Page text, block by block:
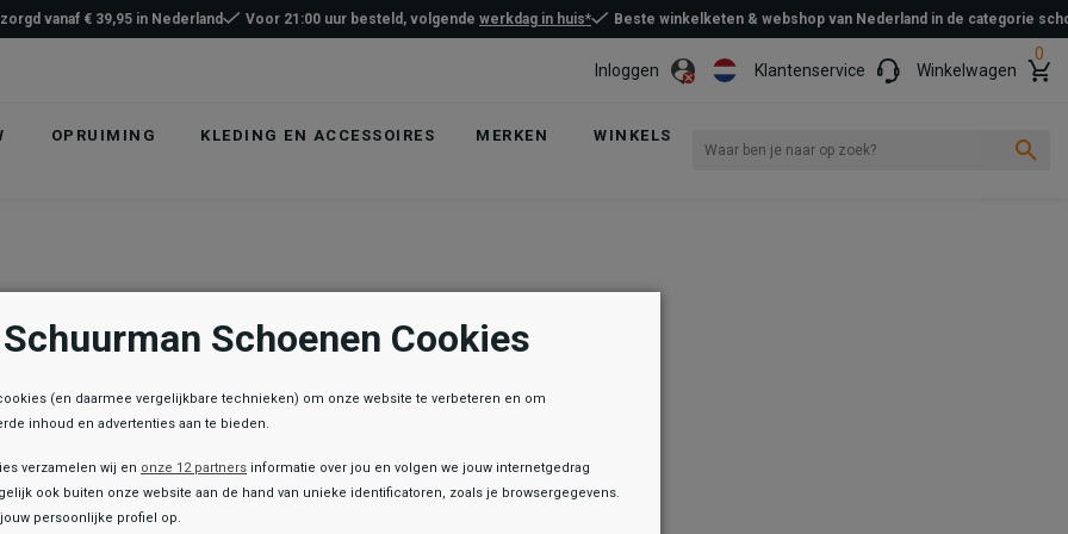
Inloggen Klantenservice
0
Winkelwagen
OPRUIMING KLEDING EN ACCESSOIRES MERKEN WINKELS
vanaf € 39,95 in Nederland Voor 21:00 uur besteld, volgende werkdag in huis* Beste winkelketen & webshop van Nederland in de categorie
Schuurman Schoenen Cookies
(en daarmee vergelijkbare technieken) om onze website te verbeteren en om
inhoud en advertenties aan te bieden.
verzamelen wij en onze 12 partners informatie over jou en volgen we jouw internetgedrag
ook buiten onze website aan de hand van unieke identificatoren, zoals je browsergegevens.
persoonlijke profiel op.